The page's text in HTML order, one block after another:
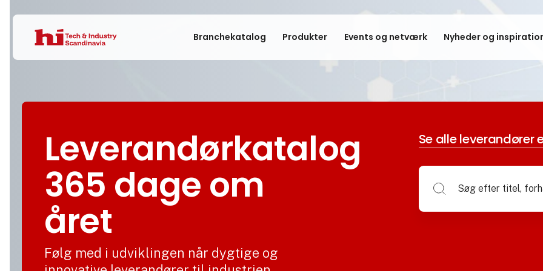
Branchekatalog Produkter Events og netværk Nyheder og
Leverandørkatalog
365 dage om
året
Følg med i udviklingen når dygtige og
Se alle leverandører